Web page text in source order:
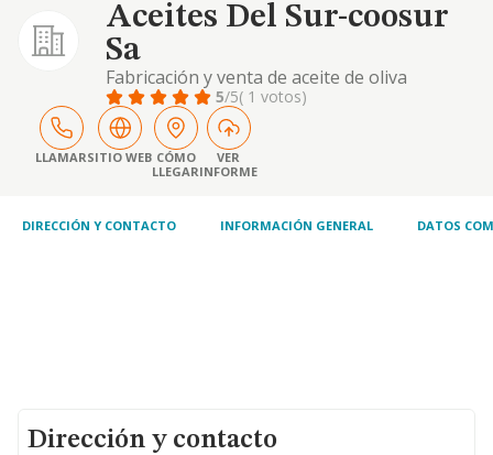
Aceites Del Sur-coosur
Sa
Fabricación y venta de aceite de oliva
5/5( 1 votos)
LLAMARSITIO WEB CÓMO
LLEGAR
VER
INFORME
DIRECCIÓN Y CONTACTO INFORMACIÓN GENERAL DATOS
Dirección y contacto